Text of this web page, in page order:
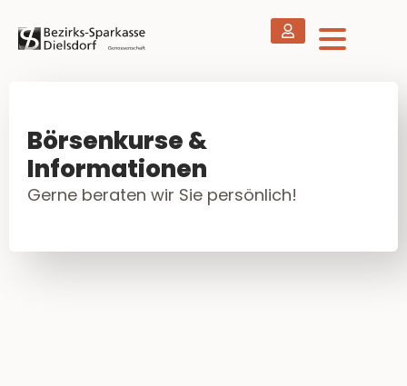
Börsenkurse &
Informationen
Gerne beraten wir Sie persönlich!